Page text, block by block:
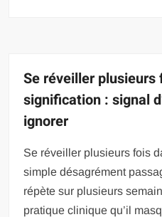
Se réveiller
signification : signal
ignorer
Se réveiller plusieurs fois
simple désagrément
répète sur plusieurs
pratique clinique qu’il